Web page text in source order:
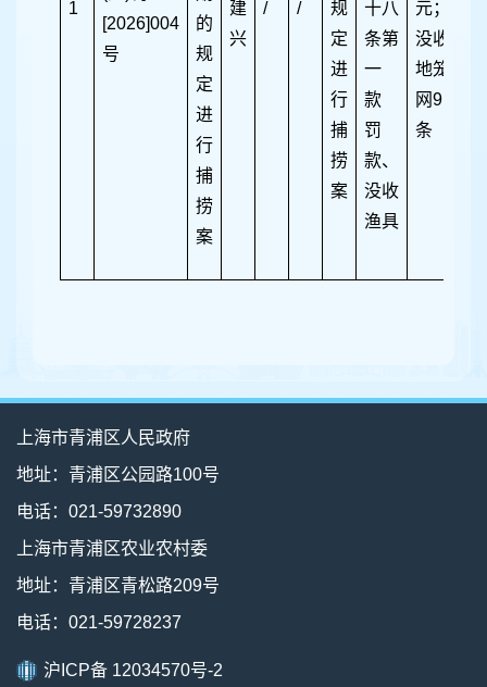
1
[2026]004
号
的
规
定
进
行
捕
捞
案
建
兴
/ /
规
定
进
行
捕
捞
案
十八
条第
一
款
罚
款、
没收
渔具
元；
没收
地笼
网9
条
上海市青浦区人民政府
地址：青浦区公园路100号
电话：021-59732890
上海市青浦区农业农村委
地址：青浦区青松路209号
电话：021-59728237
沪ICP备 12034570号-2